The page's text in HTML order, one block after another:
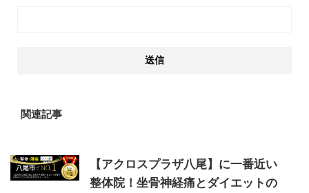
関連記事
【アクロスプラザ八尾】に一番近い
整体院！坐骨神経痛とダイエットの